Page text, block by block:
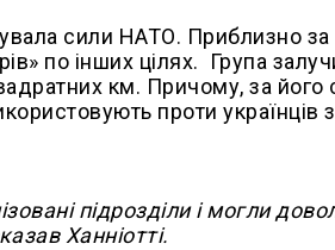
сили НАТО. Приблизно за
по інших цілях. Група
км. Причому, за
проти українців
підрозділи і могли
Ханніотті.